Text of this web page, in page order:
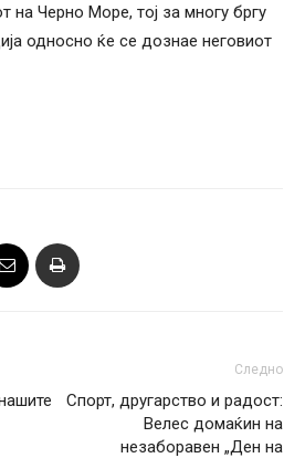
на Черно Море, тој за многу бргу
односно ќе се дознае неговиот
Следно
Спорт, другарство и радост:
Велес домаќин на
незаборавен „Ден на